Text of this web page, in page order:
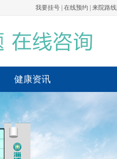
我要挂号 在线预约 来院路线
健康资讯